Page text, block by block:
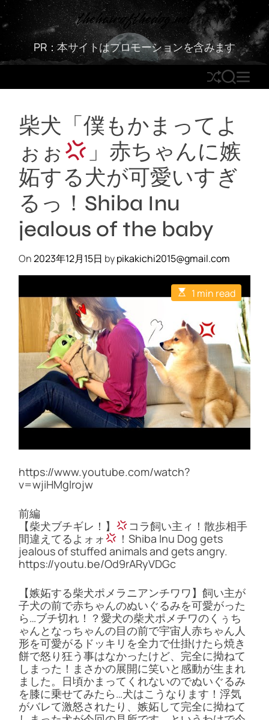
S
k
t
c
thehairofthedog.net
PR：本サイトはプロモーションを含みます
S
h
ff
l
e
S
E
R
C
H
M
E
柴犬「僕もかまってよ
ぉぉ
」赤ちゃんに嫉
妬する犬が可愛いすぎ
るっ！Shiba Inu
jealous of the baby
On2023年12月15日 bypikakichi2015@gmail.com
E
s
m
a
t
e
d
r
e
a
d
t
i
1 min read
https://www.youtube.com/watch?
v=wjiHMglrojw
前編
【柴犬ブチギレ！】
コラ飼い主ィ！散歩相手
間違えてるよォォ
！Shiba Inu Dog gets
jealous of stuffed animals and gets angry.
https://youtu.be/Od9rARyVDGc
【嫉妬する柴犬ポメラニアンチワワ】飼い主が
子犬の前で赤ちゃんのぬいぐるみを可愛がった
ら…ブチ切れ！？愛犬の柴犬ポメチワのくぅち
ゃんとなっちゃんの目の前で宇宙人赤ちゃん人
形を可愛がるドッキリを全力で仕掛けたら焼き
餅で怒り狂う事はなかったけど、完全に拗ねて
しまった！まさかの展開に笑いと感動が生まれ
ました。日頃かまってくれないのでぬいぐるみ
を膝に乗せてみたら…犬はこうなります！浮気
がバレて激怒されたり、嫉妬して完全に拗ねて